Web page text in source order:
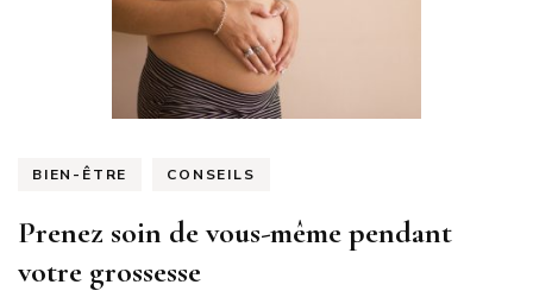
BIEN-ÊTRE CONSEILS
Prenez soin de vous-même pendant
votre grossesse